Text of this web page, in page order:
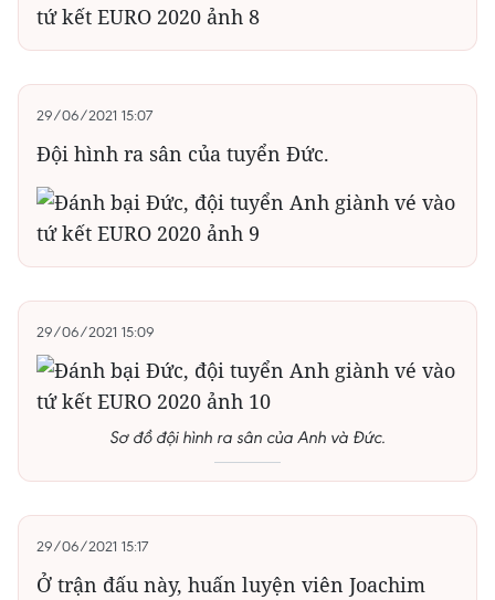
29/06/2021 15:07
Đội hình ra sân của tuyển Đức.
29/06/2021 15:09
Sơ đồ đội hình ra sân của Anh và Đức.
29/06/2021 15:17
Ở trận đấu này, huấn luyện viên Joachim